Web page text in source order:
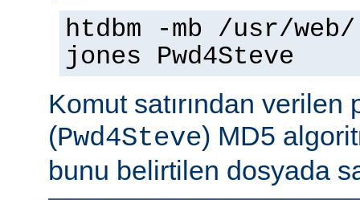
htdbm -mb /usr/
jones Pwd4Steve
Komut satırından verilen
(Pwd4Steve) MD5
bunu belirtilen dosyada